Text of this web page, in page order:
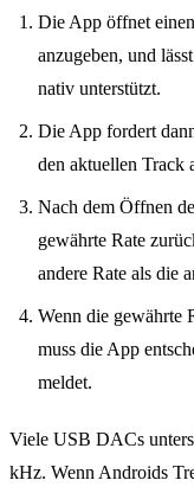
Die App öffnet
anzugeben, und
nativ unterstützt.
Die App fordert
den aktuellen Track
Nach dem Öffnen
gewährte Rate
andere Rate als die
Wenn die gewährte
muss die App
meldet.
Viele USB DACs
kHz. Wenn Androids